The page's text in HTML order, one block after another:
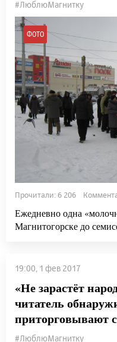
#ЛюблюМагнитку
ФОТО
Прочитали: 6 206
Ежедневно одна
Магнитогорске до
19:00, 1 фев 2017
«Не зарастёт
читатель
приторговывают
#ЛюблюМагнитку